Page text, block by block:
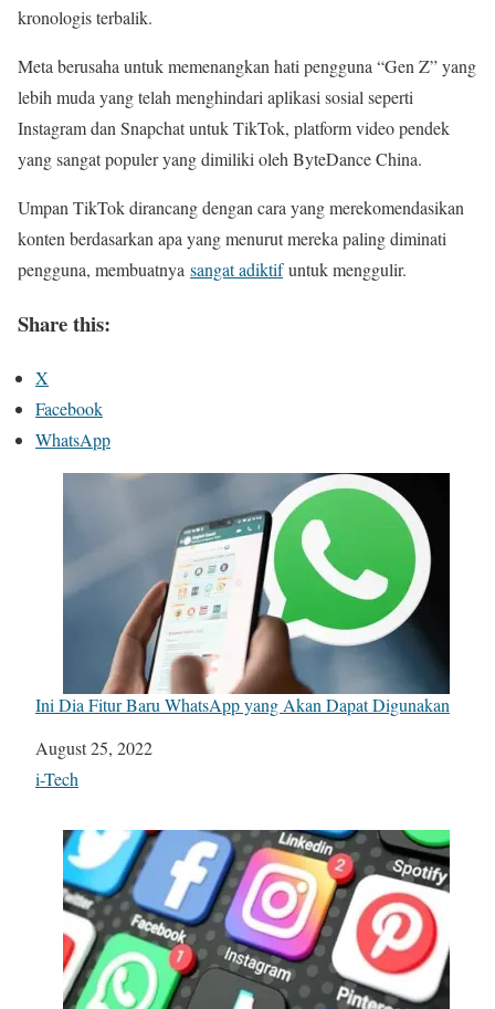
kronologis terbalik.
Meta berusaha untuk memenangkan hati pengguna “Gen Z” yang
lebih muda yang telah menghindari aplikasi sosial seperti
Instagram dan Snapchat untuk TikTok, platform video pendek
yang sangat populer yang dimiliki oleh ByteDance China.
Umpan TikTok dirancang dengan cara yang merekomendasikan
konten berdasarkan apa yang menurut mereka paling diminati
pengguna, membuatnya sangat adiktifuntuk menggulir.
Share this:
X
Facebook
WhatsApp
Ini Dia Fitur Baru WhatsApp yang Akan Dapat Digunakan
Date
August 25, 2022
In relation to
i-Tech